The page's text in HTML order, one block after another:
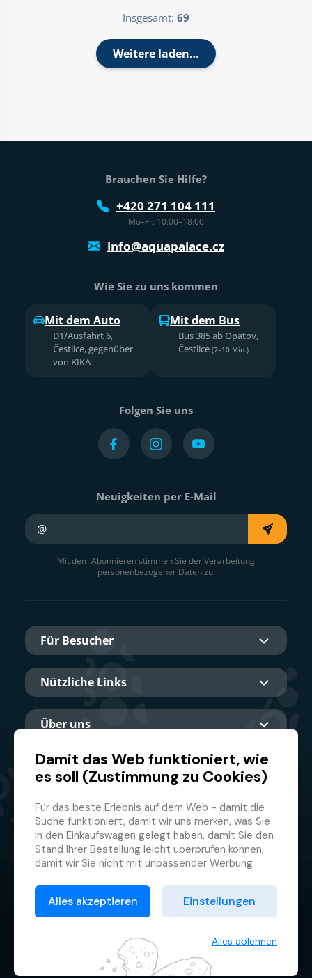
Insgesamt: 69
Weitere laden…
Fußtext der Website
Brauchen Sie Hilfe?
+420 271 104 111
Mo–Fr: 10:00–18:00
info@aquapalace.cz
Wie Sie zu uns kommen
Mit dem Auto
D1/Ausfahrt 6,
Čestlice, gegenüber
von KIKA
Mit dem Bus
Bus 385 ab Opatov,
Čestlice (7–10 Min.)
Folgen Sie uns
Neuigkeiten per E-Mail
Mit dem Abonnieren stimmen Sie der Verarbeitung
personenbezogener Daten zu.
Für Besucher
Nützliche Links
Über uns
Hauptpartner
© 2026 GMF Aquapark Prague, a.s.
Datenschutzrichtlinie
Allgemeine Geschäftsbedingungen
Cookie-Verwaltung
Damit das Web funktioniert, wie
es soll (Zustimmung zu Cookies)
Für das beste Erlebnis auf dem Web - damit die
Suche funktioniert, damit wir uns merken, was Sie
in den Einkaufswagen gelegt haben, damit Sie den
Stand Ihrer Bestellung leicht überprüfen können,
damit wir Sie nicht mit unpassender Werbung
anmelden müssen.
Deswegen brauchen wir von Ihnen Ihre
kleiner Textdateien, die zeitweilig auf Ihrem
Browser gespeichert werden. Wir danken Ihnen,
dass Sie uns Ihre Zustimmung erteilen und uns so
Alles akzeptieren Einstellungen
Alles ablehnen